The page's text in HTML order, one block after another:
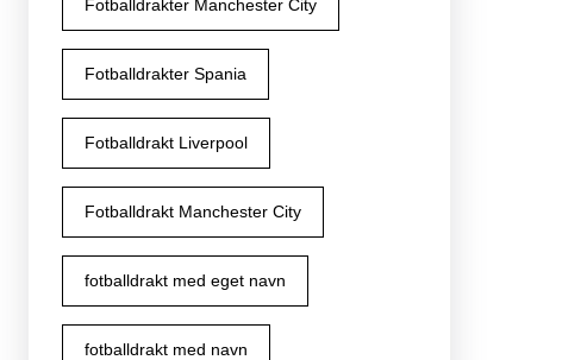
Fotballdrakter Manchester City
Fotballdrakter Spania
Fotballdrakt Liverpool
Fotballdrakt Manchester City
fotballdrakt med eget navn
fotballdrakt med navn